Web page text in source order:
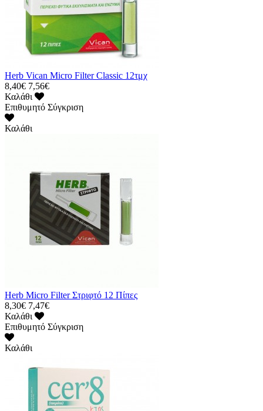
Herb Vican Micro Filter Classic 12τμχ
8,40€ 7,56€
Καλάθι
Επιθυμητό Σύγκριση
Καλάθι
Herb Micro Filter Στριφτό 12 Πίπες
8,30€ 7,47€
Καλάθι
Επιθυμητό Σύγκριση
Καλάθι